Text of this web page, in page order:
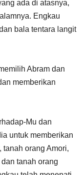
ada di atasnya,
Engkau
bala tentara langit
Abram dan
memberikan
Mu dan
untuk memberikan
tanah orang Amori,
tanah orang